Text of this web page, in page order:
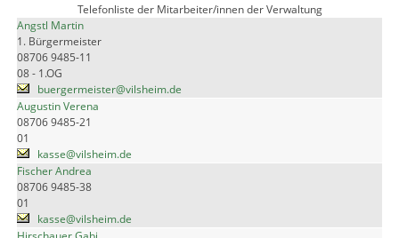
Telefonliste der Mitarbeiter/innen der Verwaltung
Angstl Martin
1. Bürgermeister
08706 9485-11
08 - 1.OG
buergermeister@vilsheim.de
Augustin Verena
08706 9485-21
01
kasse@vilsheim.de
Fischer Andrea
08706 9485-38
01
kasse@vilsheim.de